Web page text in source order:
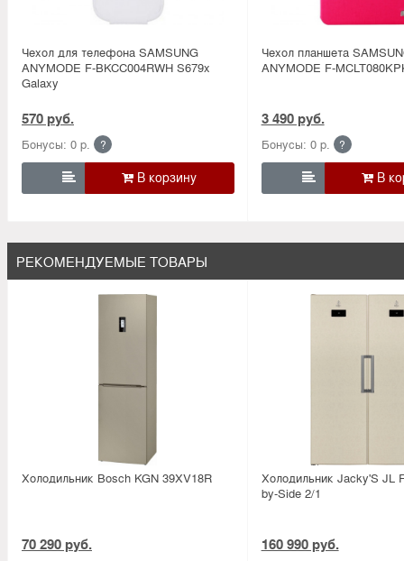
Чехол для телефона SAMSUNG
ANYMODE F-BKCC004RWH S679x
Galaxy
570 руб.
Бонусы: 0 р. ?

Чехол планшета
ANYMODE F-
3 490 руб.
Бонусы: 0 р. ?

РЕКОМЕНДУЕМЫЕ ТОВАРЫ
Холодильник Bosсh KGN 39XV18R
70 290 руб.
Холодильник Jacky'S JL
by-Side 2/1
160 990 руб.